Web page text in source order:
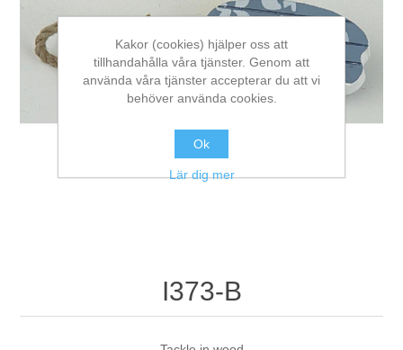
I373-B
Kakor (cookies) hjälper oss att
tillhandahålla våra tjänster. Genom att
använda våra tjänster accepterar du att vi
behöver använda cookies.
Ok
Lär dig mer